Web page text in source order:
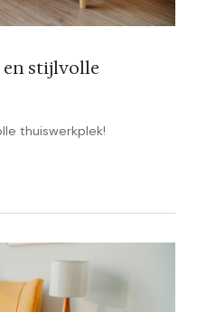
en stijlvolle
thuiswerkplek!